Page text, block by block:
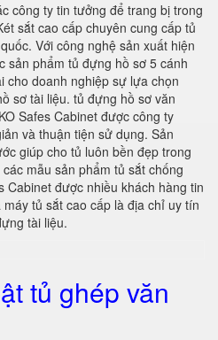
công ty tin tưởng để trang bị trong
sắt cao cấp chuyên cung cấp tủ
Với công nghệ sản xuất hiện
sản phẩm tủ đựng hồ sơ 5 cánh
cho doanh nghiệp sự lựa chọn
sơ tài liệu. tủ đựng hồ sơ văn
Safes Cabinet được công ty
và thuận tiện sử dụng. Sản
giúp cho tủ luôn bền đẹp trong
mẫu sản phẩm tủ sắt chống
Cabinet được nhiều khách hàng tin
tủ sắt cao cấp là địa chỉ uy tín
tài liệu.
tủ ghép văn